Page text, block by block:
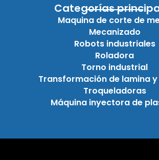
Categorías
Maquina de corte de
Mecanizado
Robots industriales
Roladora
Torno industrial
Transformación de lamina
Troqueladoras
Máquina inyectora de